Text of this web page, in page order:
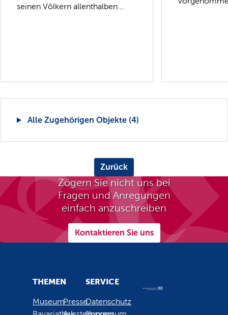
seinen Völkern allenthalben...
Alle Zugehörigen Objekte (4)
Zurück
Zögern Sie nicht uns bei
Fragen und Anregungen
einfach anzuschreiben
Kontaktieren Sie uns
THEMEN
MuseumPresse
SERVICE
Datenschutz